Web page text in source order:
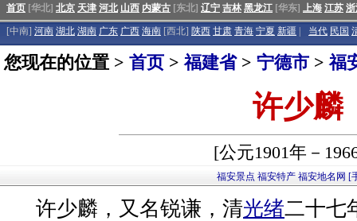
首页 [华北] 北京 天津 河北 山西 内蒙古 [东北] 辽宁 吉林 黑龙江 [华东] 上海 江苏
[中南] 河南 湖北 湖南 广东 广西 海南 [西北] 陕西 甘肃 青海 宁夏 新疆 当代 民国
您现在的位置 > 首页 >福建省> 宁德市 >福
许少麟
[公元1901年－
福安景点 福安特产 福安地名网 [
许少麟，又名锐谦，清光绪二十七